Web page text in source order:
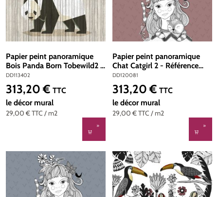
Papier peint panoramique
Bois Panda Born Tobewild2 -
Référence DD113402 -
Intissé 200g/m2 - Standard
400 x 270
DD113402
29,00 €TTC / m2
Prix régulier :
313,20 € TTC
le décor mural
Papier peint panoramique
Chat Catgirl 2 - Référence
DD120081 - Intissé
200g/m2 - Standard 400 x
270
DD120081
29,00 €TTC / m2
Prix régulier :
313,20 € TTC
le décor mural